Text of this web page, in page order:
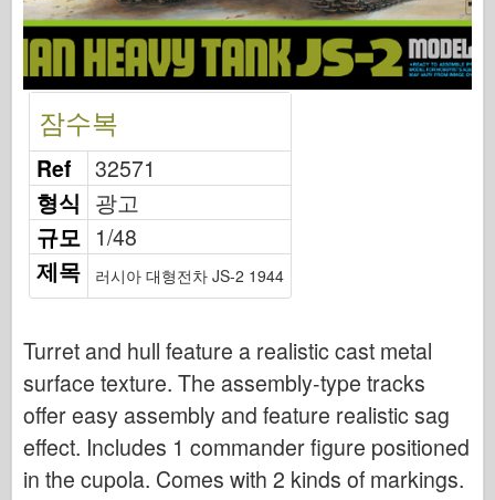
와이다닉투 군사
마케트
아카데미
에이스 모델
AFV 클럽
Airfix
공군
블랙 독
드래곤
Eduard
잠수복
Ref
32571
형식 광고
규모 1/48
제목
러시아 대형전차 JS-2 1944
Turret and hull feature a realistic cast metal
surface texture. The assembly-type tracks
offer easy assembly and feature realistic sag
effect. Includes 1 commander figure positioned
in the cupola. Comes with 2 kinds of markings.